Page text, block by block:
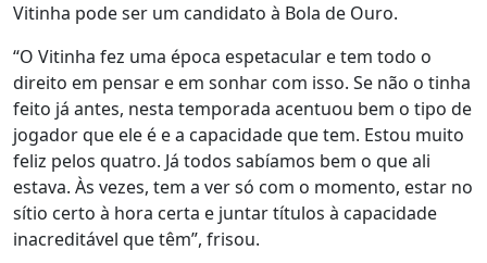
Vitinha pode ser um candidato à Bola de Ouro.
“O Vitinha fez uma época espetacular e tem todo o
direito em pensar e em sonhar com isso. Se não o tinha
feito já antes, nesta temporada acentuou bem o tipo de
jogador que ele é e a capacidade que tem. Estou muito
feliz pelos quatro. Já todos sabíamos bem o que ali
estava. Às vezes, tem a ver só com o momento, estar no
sítio certo à hora certa e juntar títulos à capacidade
inacreditável que têm”, frisou.